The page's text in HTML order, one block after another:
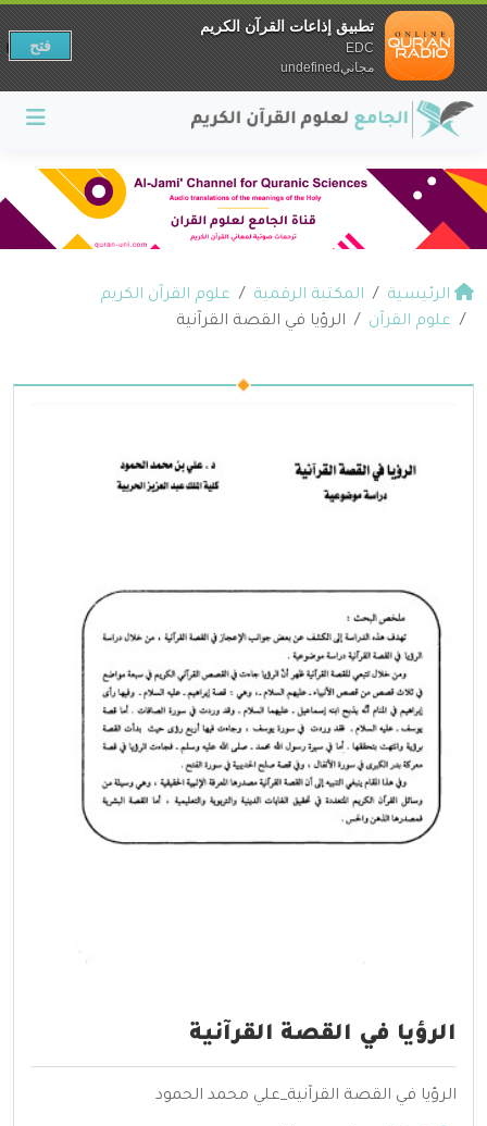
الرئيسية المكتبة الرقمية
علوم القرآن الكريم
علوم القرآن
الرؤيا في القصة القرآنية
الرؤيا في القصة القرآنية
الرؤيا في القصة القرآنية_علي محمد الحمود
تطبيق إذاعات القرآن الكريم
EDC
مجانيundefined
فتح